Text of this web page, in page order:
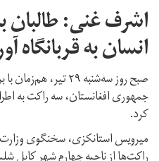
اشرف غنی:
انسان به قربانگاه
صبح روز سه‌شنبه ۲۹
جمهوری افغانستان، سه راکت به
کرد.
میرویس استانکزی، سخنگوی